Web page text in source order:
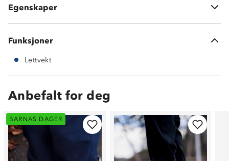
Egenskaper
Borrelås og strikklisser
Funksjoner
Lettvekt
Anbefalt for deg
BARNAS DAGER